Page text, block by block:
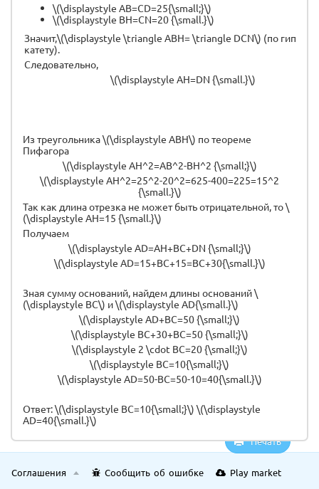
Печать
\(\displaystyle AB=CD=25{\small;}\)
\(\displaystyle BH=CN=20 {\small.}\)
Значит,\(\displaystyle \triangle ABH= \triangle DCN\) (по
катету).
Следовательно,
\(\displaystyle AH=DN {\small.}\)
Из треугольника \(\displaystyle ABH\) по теореме
Пифагора
\(\displaystyle AH^2=AB^2-BH^2 {\small;}\)
\(\displaystyle AH^2=25^2-20^2=625-400=225=15^2
{\small.}\)
Так как длина отрезка не может быть отрицательной, то \
(\displaystyle AH=15 {\small.}\)
Получаем
\(\displaystyle AD=AH+BC+DN {\small;}\)
\(\displaystyle AD=15+BC+15=BC+30{\small.}\)
Зная сумму оснований, найдем длины оснований \
(\displaystyle BC\) и \(\displaystyle AD{\small.}\)
\(\displaystyle AD+BC=50 {\small;}\)
\(\displaystyle BC+30+BC=50 {\small;}\)
\(\displaystyle 2 \cdot BC=20 {\small;}\)
\(\displaystyle BC=10{\small;}\)
\(\displaystyle AD=50-BC=50-10=40{\small.}\)
Ответ: \(\displaystyle BC=10{\small;}\) \(\displaystyle
AD=40{\small.}\)
Соглашения Сообщить об ошибке Play market